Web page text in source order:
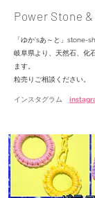
Power Stone
「ゆか'sあ～と」stone-
岐阜県より、天然石、化
ます。
粒売りご相談ください。
インスタグラム